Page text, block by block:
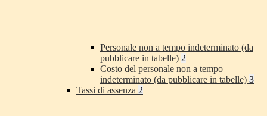
Personale non a tempo indeterminato (da
pubblicare in tabelle) 2
Costo del personale non a tempo
indeterminato (da pubblicare in tabelle) 3
Tassi di assenza 2